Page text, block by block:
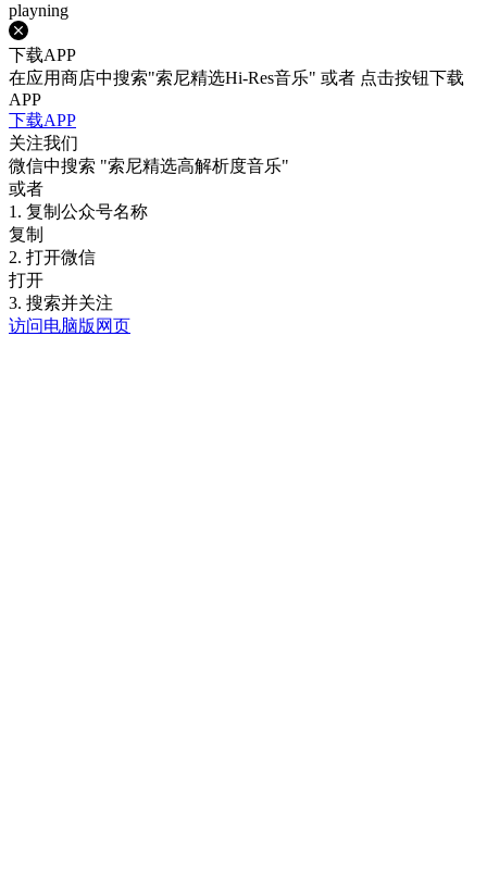
playning
下载APP
在应用商店中搜索"索尼精选Hi-Res音乐" 或者 点击按钮下载
APP
下载APP
关注我们
微信中搜索 "索尼精选高解析度音乐"
或者
1. 复制公众号名称
复制
2. 打开微信
打开
3. 搜索并关注
访问电脑版网页